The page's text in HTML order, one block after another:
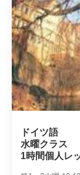
ドイツ語
水曜クラス
1時間個人レ